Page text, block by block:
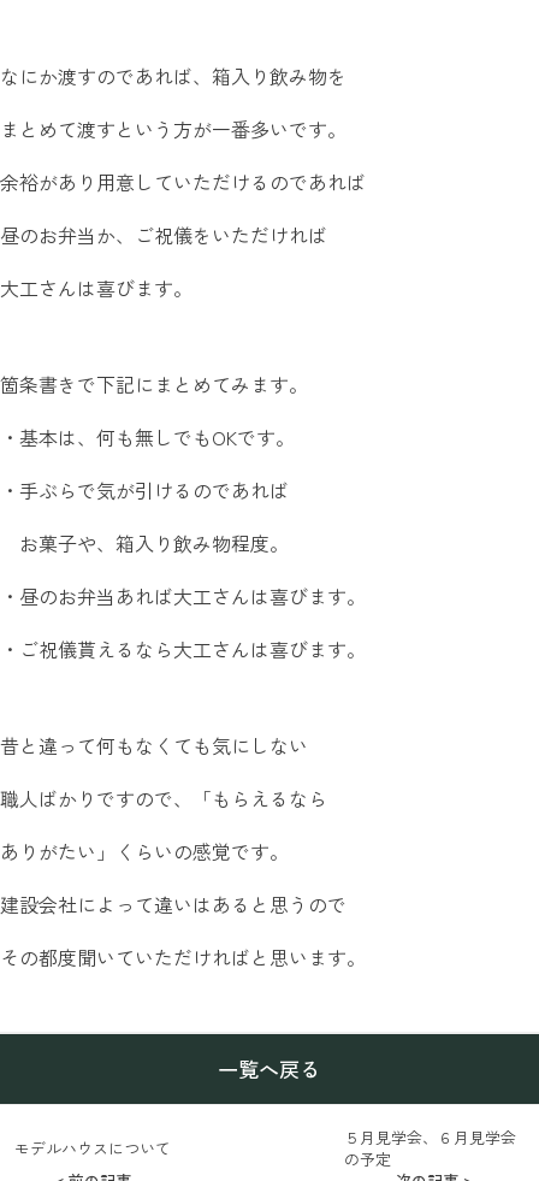
なにか渡すのであれば、箱入り飲み物を
まとめて渡すという方が一番多いです。
余裕があり用意していただけるのであれば
昼のお弁当か、ご祝儀をいただければ
大工さんは喜びます。
箇条書きで下記にまとめてみます。
・基本は、何も無しでもOKです。
・手ぶらで気が引けるのであれば
お菓子や、箱入り飲み物程度。
・昼のお弁当あれば大工さんは喜びます。
・ご祝儀貰えるなら大工さんは喜びます。
昔と違って何もなくても気にしない
職人ばかりですので、「もらえるなら
ありがたい」くらいの感覚です。
建設会社によって違いはあると思うので
その都度聞いていただければと思います。
モデルハウスについて
一覧へ戻る
５月見学会、６月見学会
の予定